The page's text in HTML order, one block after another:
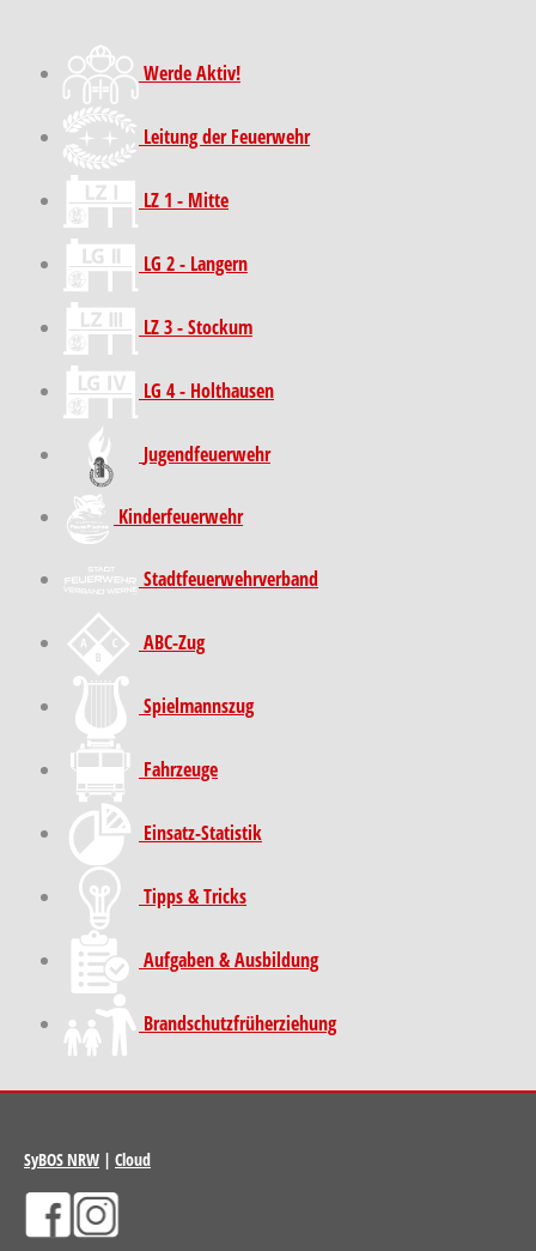
Werde Aktiv!
Leitung der Feuerwehr
LZ 1 - Mitte
LG 2 - Langern
LZ 3 - Stockum
LG 4 - Holthausen
Jugendfeuerwehr
Kinder­feuer­wehr
Stadt­feuer­wehr­verband
ABC-Zug
Spielmannszug
Fahrzeuge
Einsatz-Statistik
Tipps & Tricks
Aufgaben & Ausbildung
Brand­schutz­früh­erziehung
SyBOS NRW | Cloud